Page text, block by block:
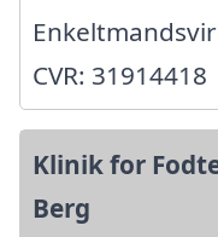
CVR: 31914418
Klinik for
Berg